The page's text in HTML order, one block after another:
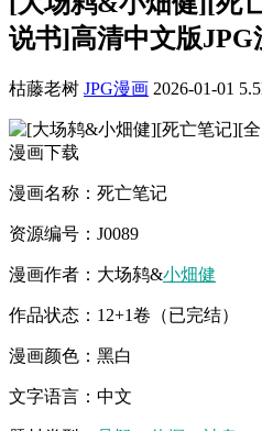
说书]高清中文版JPG
枯藤老树 JPG漫画 2026-01-01
漫画名称：死亡笔记
资源编号：J0089
漫画作者：大场鸫&小畑健
作品状态：12+1卷（已完结）
漫画颜色：黑白
文字语言：中文